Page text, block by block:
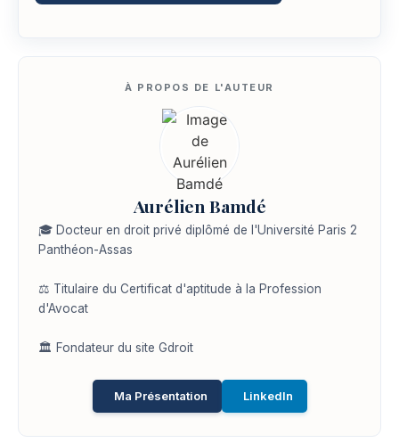
Aurélien Bamdé
🎓 Docteur en droit privé diplômé de l'Université Paris 2
Panthéon-Assas
⚖️ Titulaire du Certificat d'aptitude à la Profession
d'Avocat
🏛️ Fondateur du site Gdroit
Ma Présentation LinkedIn